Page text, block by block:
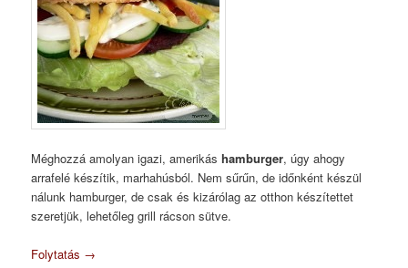
Méghozzá amolyan igazi, amerikáshamburger, úgy ahogy
arrafelé készítik, marhahúsból. Nem sűrűn, de időnként készül
nálunk hamburger, de csak és kizárólag az otthon készítettet
szeretjük, lehetőleg grill rácson sütve.
Folytatás →